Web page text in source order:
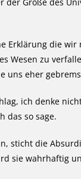
Erklärung die wir
Wesen zu
uns eher
ich denke
das so sage.
sticht die
sie wahrhaftig